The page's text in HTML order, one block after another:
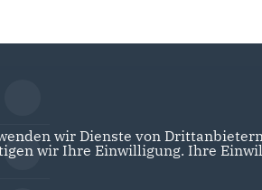
wir Dienste von
wir Ihre Einwilligung. Ihre